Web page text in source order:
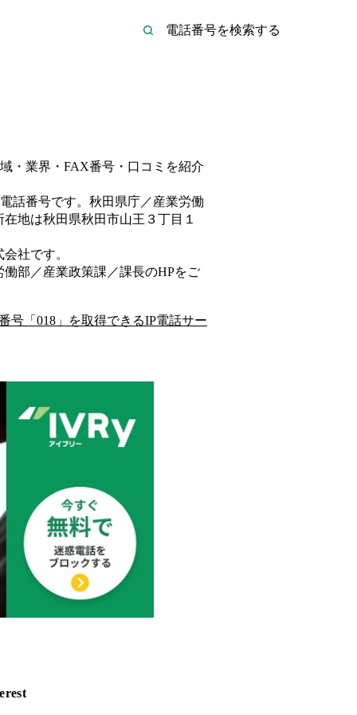
・業界・FAX番号・口コミを紹介
話番号です。 秋田県庁／産業労働
在地は秋田県秋田市山王３丁目１
会社です。
働部／産業政策課／課長のHPをご
号「 018 」を取得できるIP電話サー